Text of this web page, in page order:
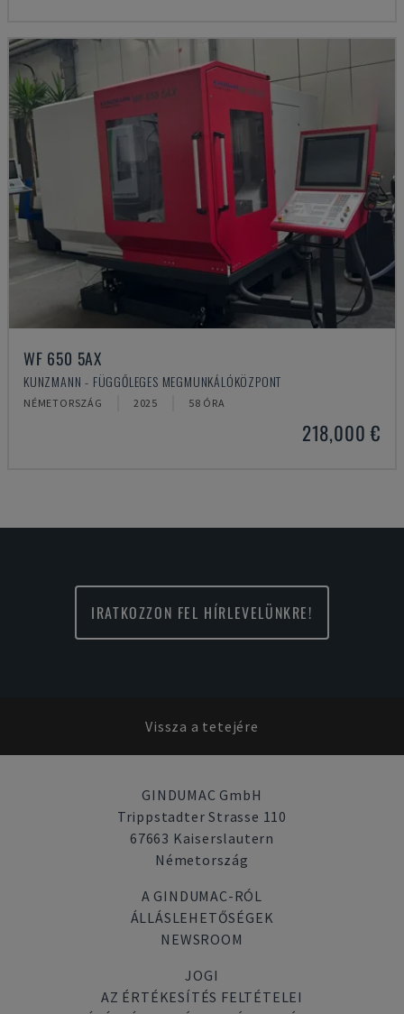
WF 650 5AX
KUNZMANN - FÜGGŐLEGES MEGMUNKÁLÓKÖZPONT
NÉMETORSZÁG 2025 58 ÓRA
218,000 €
IRATKOZZON FEL HÍRLEVELÜNKRE!
Vissza a tetejére
GINDUMAC GmbH
Trippstadter Strasse 110
67663 Kaiserslautern
Németország
A GINDUMAC-RÓL
ÁLLÁSLEHETŐSÉGEK
NEWSROOM
JOGI
AZ ÉRTÉKESÍTÉS FELTÉTELEI